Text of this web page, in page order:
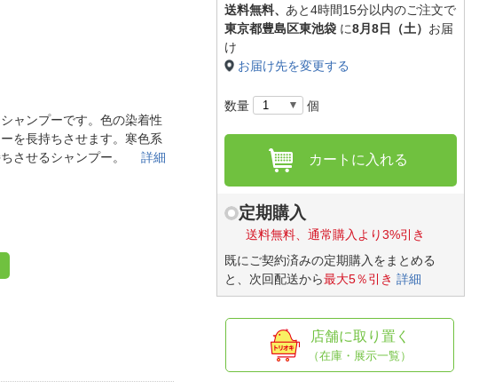
法人窓口
ャンプーです。色の染着性
を長持ちさせます。寒色系
ちさせるシャンプー。詳細
送料無料、 あと4時間15分以内のご注文で
東京都豊島区東池袋 に8月8日（土） お届
け
お届け先を変更する
数量 個
カートに入れる
定期購入
送料無料、通常購入より3%引き
既にご契約済みの定期購入をまとめる
と、次回配送から最大5％引き 詳細
店舗に取り置く
（在庫・展示一覧）